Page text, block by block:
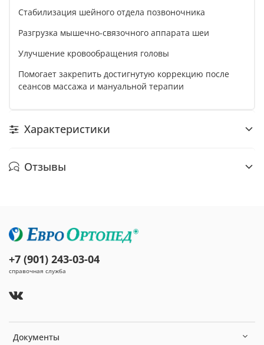
Стабилизация шейного отдела позвоночника
Разгрузка мышечно-связочного аппарата шеи
Улучшение кровообращения головы
Помогает закрепить достигнутую коррекцию после
сеансов массажа и мануальной терапии
Характеристики
Отзывы
Документы
+7 (901) 243-03-04
справочная служба